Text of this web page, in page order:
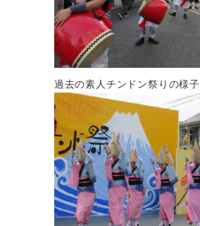
過去の素人チンドン祭りの様子